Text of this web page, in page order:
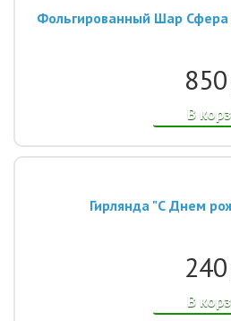
Фольгированный Шар Сфера
850
В
Гирлянда "С Днем
240
В